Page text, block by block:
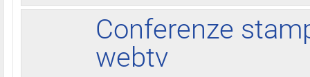
Conferenze
webtv